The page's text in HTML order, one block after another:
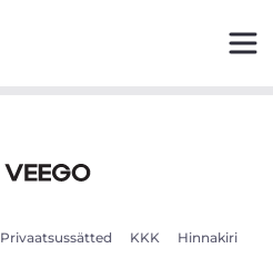
Privaatsussätted KKK Hinnakiri